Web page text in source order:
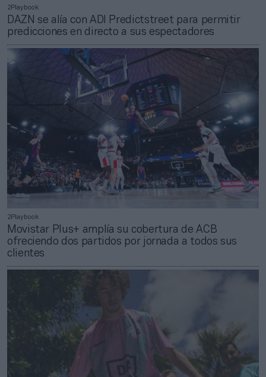
2Playbook
DAZN se alía con ADI Predictstreet para permitir
predicciones en directo a sus espectadores
2Playbook
Movistar Plus+ amplía su cobertura de ACB
ofreciendo dos partidos por jornada a todos sus
clientes